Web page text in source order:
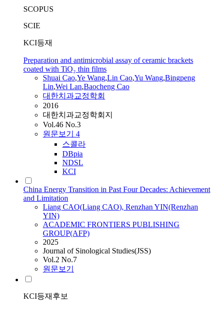
SCOPUS
SCIE
KCI등재
Preparation and antimicrobial assay of ceramic brackets
coated with TiO₂ thin films
Shuai Cao,Ye Wang,Lin Cao,Yu Wang,Bingpeng
Lin,Wei Lan,Baocheng Cao
대한치과교정학회
2016
대한치과교정학회지
Vol.46 No.3
원문보기 4
스콜라
DBpia
NDSL
KCI
China Energy Transition in Past Four Decades: Achievement
and Limitation
Liang CAO(Liang CAO), Renzhan YIN(Renzhan
YIN)
ACADEMIC FRONTIERS PUBLISHING
GROUP(AFP)
2025
Journal of Sinological Studies(JSS)
Vol.2 No.7
원문보기
KCI등재후보